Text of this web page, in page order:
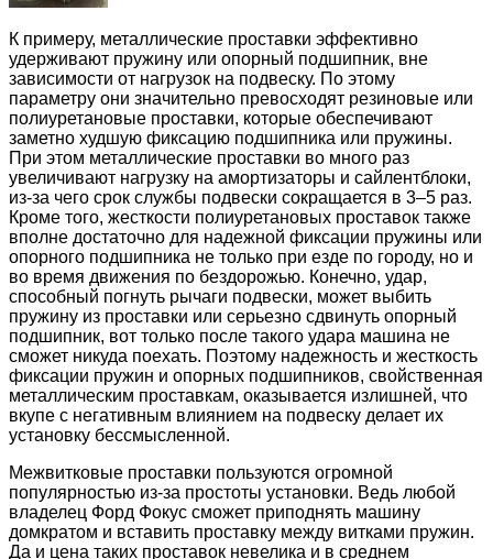
К примеру, металлические проставки эффективно
удерживают пружину или опорный подшипник, вне
зависимости от нагрузок на подвеску. По этому
параметру они значительно превосходят резиновые или
полиуретановые проставки, которые обеспечивают
заметно худшую фиксацию подшипника или пружины.
При этом металлические проставки во много раз
увеличивают нагрузку на амортизаторы и сайлентблоки,
из-за чего срок службы подвески сокращается в 3–5 раз.
Кроме того, жесткости полиуретановых проставок также
вполне достаточно для надежной фиксации пружины или
опорного подшипника не только при езде по городу, но и
во время движения по бездорожью. Конечно, удар,
способный погнуть рычаги подвески, может выбить
пружину из проставки или серьезно сдвинуть опорный
подшипник, вот только после такого удара машина не
сможет никуда поехать. Поэтому надежность и жесткость
фиксации пружин и опорных подшипников, свойственная
металлическим проставкам, оказывается излишней, что
вкупе с негативным влиянием на подвеску делает их
установку бессмысленной.
Межвитковые проставки пользуются огромной
популярностью из-за простоты установки. Ведь любой
владелец Форд Фокус сможет приподнять машину
домкратом и вставить проставку между витками пружин.
Да и цена таких проставок невелика и в среднем